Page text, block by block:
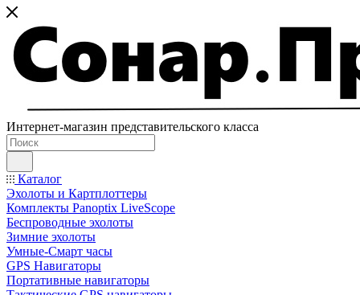
Интернет-магазин представительского класса
Каталог
Эхолоты и Картплоттеры
Комплекты Panoptix LiveScope
Беспроводные эхолоты
Зимние эхолоты
Умные-Смарт часы
GPS Навигаторы
Портативные навигаторы